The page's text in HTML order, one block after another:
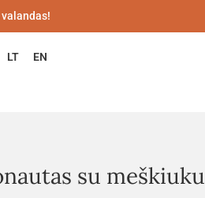
LT EN
su meškiuku